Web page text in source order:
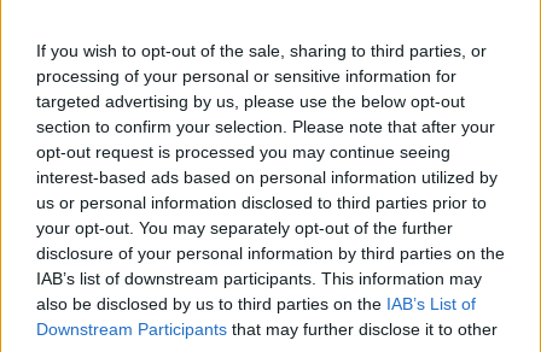
If you wish to opt-out of the sale, sharing to third parties, or
processing of your personal or sensitive information for
targeted advertising by us, please use the below opt-out
section to confirm your selection. Please note that after your
opt-out request is processed you may continue seeing
interest-based ads based on personal information utilized by
us or personal information disclosed to third parties prior to
your opt-out. You may separately opt-out of the further
disclosure of your personal information by third parties on the
IAB’s list of downstream participants. This information may
also be disclosed by us to third parties on the IAB’s List of
Downstream Participants that may further disclose it to other
SHOWBIZ
Από Κεφαλονιά... Σαντορίνη! Η φωτό
της Καλομοίρας με την οικογένειά
της
SHOWBIZ
«Τον είδα μπροστά μου, λαμπερό…»
- Πώς η Αγγελική Ηλιάδη είδε τον
Χριστό και έζησε το θαύμα